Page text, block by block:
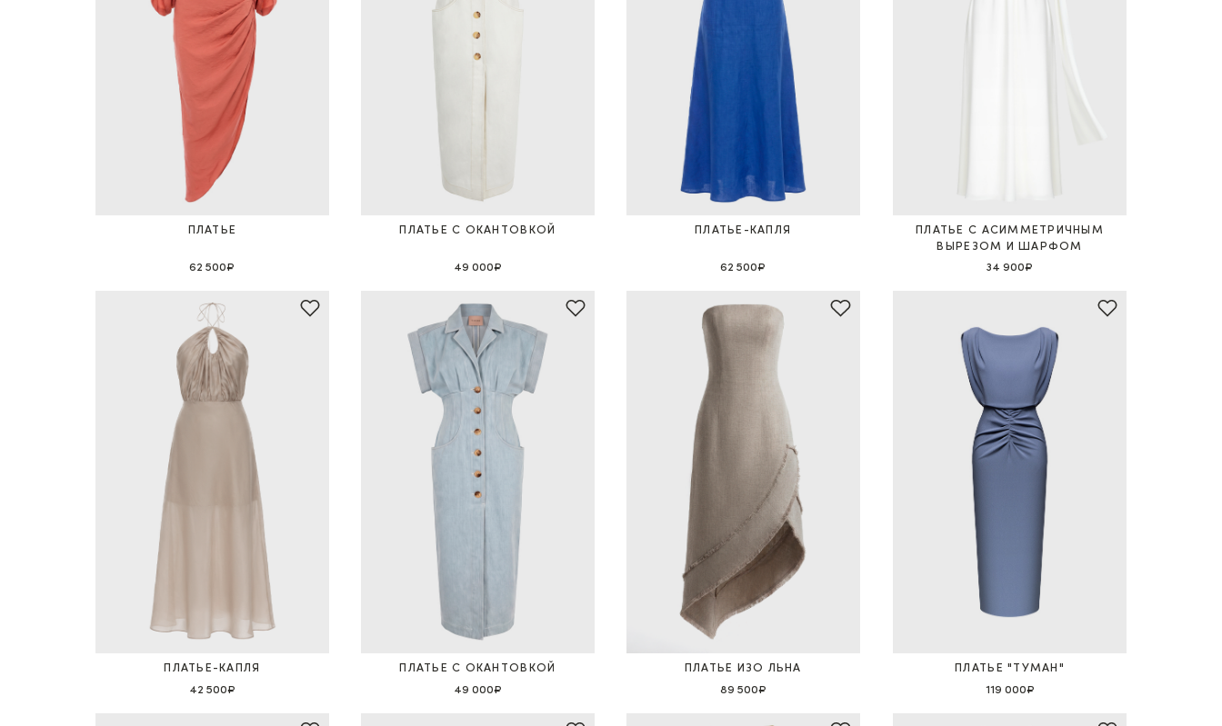
ПЛАТЬЕ
62 500₽
ПЛАТЬЕ С ОКАНТОВКОЙ
49 000₽
ПЛАТЬЕ-КАПЛЯ
62 500₽
ПЛАТЬЕ С АСИММЕТРИЧНЫМ
ВЫРЕЗОМ И ШАРФОМ
34 900₽
ПЛАТЬЕ-КАПЛЯ
42 500₽
ПЛАТЬЕ С ОКАНТОВКОЙ
49 000₽
ПЛАТЬЕ ИЗО ЛЬНА
89 500₽
ПЛАТЬЕ "ТУМАН"
119 000₽